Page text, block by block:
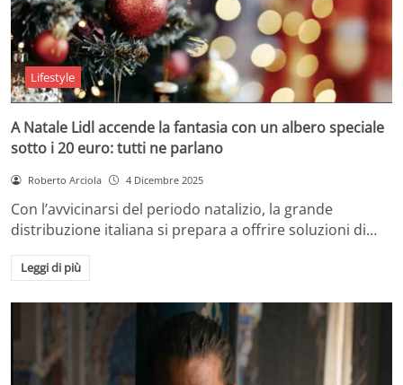
Lifestyle
A Natale Lidl accende la fantasia con un albero speciale
sotto i 20 euro: tutti ne parlano
Roberto Arciola 4 Dicembre 2025
Con l’avvicinarsi del periodo natalizio, la grande
distribuzione italiana si prepara a offrire soluzioni di…
Leggi di più